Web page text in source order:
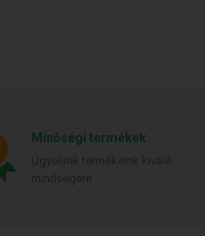
Minőségi termékek